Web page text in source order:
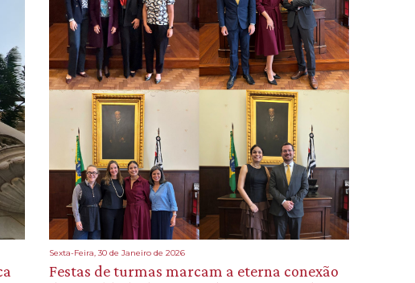
Sexta-Feira, 30 de Janeiro de 2026
Festas de turmas marcam a eterna conexão